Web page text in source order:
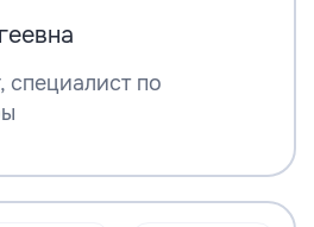
специалист по